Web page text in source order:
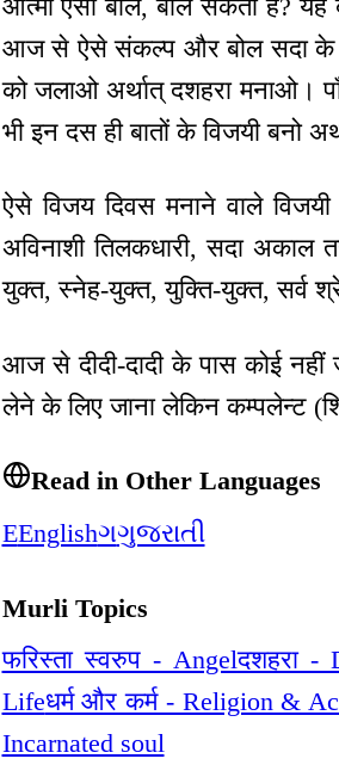
आत्मा ऐसा बोल, बोल सकती है?
आज से ऐसे संकल्प और बोल सदा के
को जलाओ अर्थात् दशहरा मनाओ।
भी इन दस ही बातों के विजयी बनो
ऐसे विजय दिवस मनाने वाले
अविनाशी तिलकधारी, सदा अकाल
युक्त, स्नेह-युक्त, युक्ति-युक्त, सर्व
आज से दीदी-दादी के पास कोई नहीं
लेने के लिए जाना लेकिन कम्पलेन्ट
Read in Other Languages
EEnglishગગુજરાતી
Murli Topics
फरिस्ता स्वरुप - Angelदशहरा -
Lifeधर्म और कर्म - Religion &
Incarnated soul